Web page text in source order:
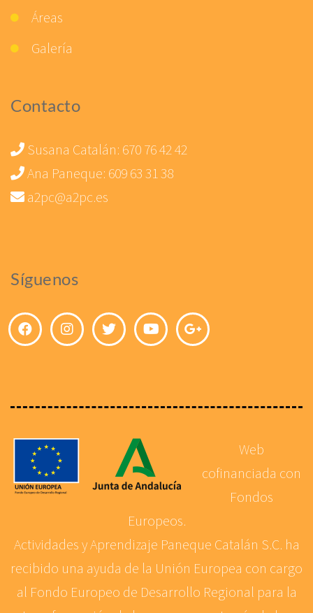
Áreas
Galería
Contacto
Susana Catalán: 670 76 42 42
Ana Paneque: 609 63 31 38
a2pc@a2pc.es
Síguenos
Web
cofinanciada con
Fondos
Europeos.
Actividades y Aprendizaje Paneque Catalán S.C. ha
recibido una ayuda de la Unión Europea con cargo
al Fondo Europeo de Desarrollo Regional para la